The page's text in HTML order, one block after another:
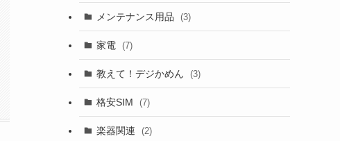
メンテナンス用品 (3)
家電 (7)
教えて！デジかめん (3)
格安SIM (7)
楽器関連 (2)